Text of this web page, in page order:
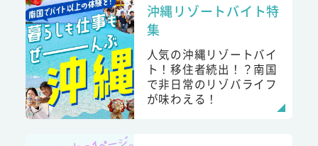
沖縄リゾートバイト特
集
人気の沖縄リゾートバイ
ト！移住者続出！？南国
で非日常のリゾバライフ
が味わえる！